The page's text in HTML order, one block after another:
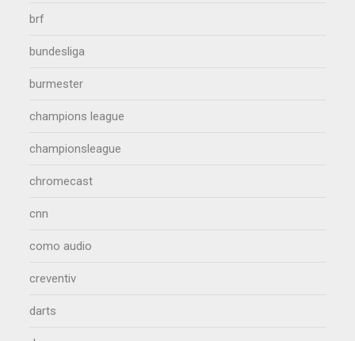
brf
bundesliga
burmester
champions league
championsleague
chromecast
cnn
como audio
creventiv
darts